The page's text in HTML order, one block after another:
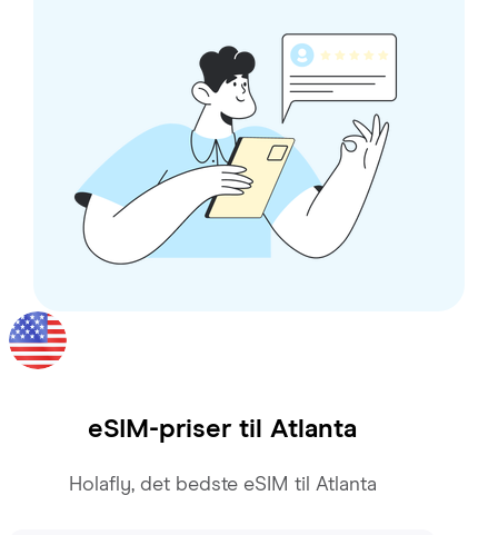
eSIM-priser til Atlanta
Holafly, det bedste eSIM til Atlanta